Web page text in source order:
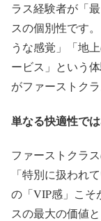
ラス経験者が「
スの個別性です
うな感覚」「地
ービス」という
がファーストク
単なる快適性で
ファーストクラ
「特別に扱われ
の「VIP感」こそ
スの最大の価値